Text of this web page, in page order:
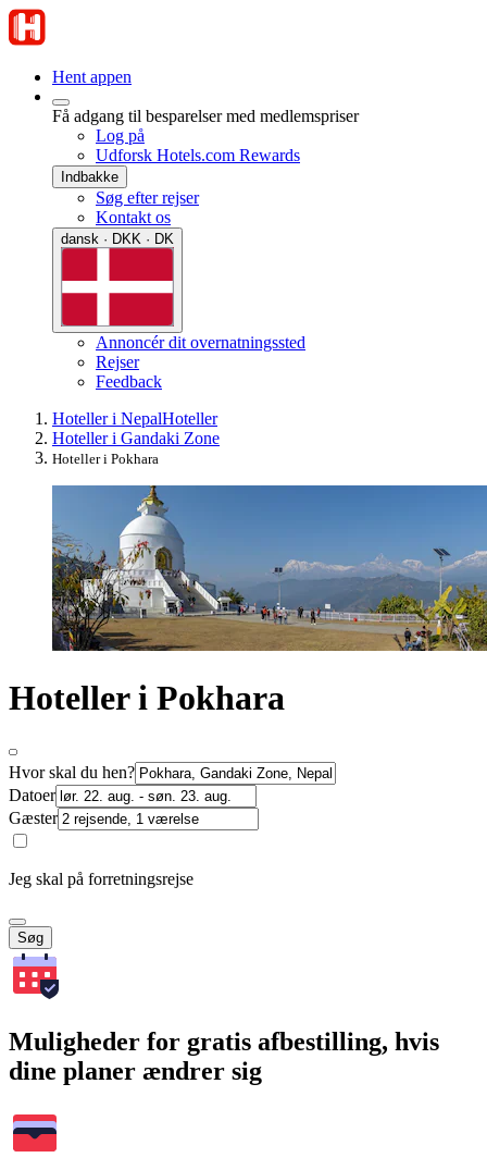
Hent appen
Få adgang til besparelser med medlemspriser
Log på
Udforsk Hotels.com Rewards
Indbakke
Søg efter rejser
Kontakt os
dansk · DKK · DK
Annoncér dit overnatningssted
Rejser
Feedback
Hoteller i NepalHoteller
Hoteller i Gandaki Zone
Hoteller i Pokhara
Hoteller i Pokhara
Hvor skal du hen?
Datoer
Gæster
Jeg skal på forretningsrejse
Søg
Muligheder for gratis afbestilling, hvis
dine planer ændrer sig